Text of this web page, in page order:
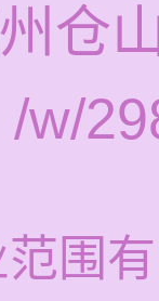
仓
/w/
围